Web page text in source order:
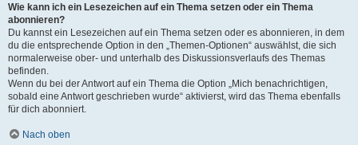
Wie kann ich ein Lesezeichen auf ein Thema setzen oder ein Thema
abonnieren?
Du kannst ein Lesezeichen auf ein Thema setzen oder es abonnieren, in dem
du die entsprechende Option in den „Themen-Optionen“ auswählst, die sich
normalerweise ober- und unterhalb des Diskussionsverlaufs des Themas
befinden.
Wenn du bei der Antwort auf ein Thema die Option „Mich benachrichtigen,
sobald eine Antwort geschrieben wurde“ aktivierst, wird das Thema ebenfalls
für dich abonniert.
Nach oben